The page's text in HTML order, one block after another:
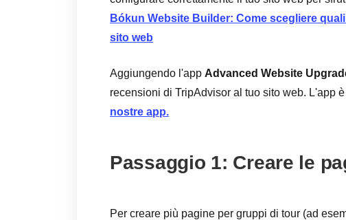
Bókun Website Builder: Come scegliere
sito web
Aggiungendo l'app Advanced Website
recensioni di TripAdvisor al tuo sito web. L'app
nostre app.
Passaggio 1: Creare le
Per creare più pagine per gruppi di tour (ad